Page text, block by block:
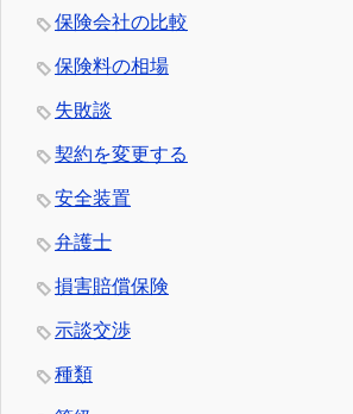
保険会社の比較
保険料の相場
失敗談
契約を変更する
安全装置
弁護士
損害賠償保険
示談交渉
種類